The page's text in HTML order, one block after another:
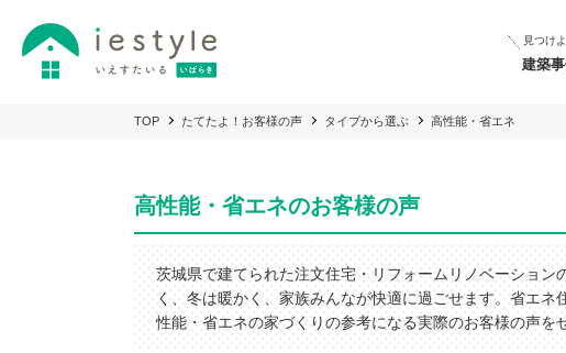
見つけ
建築事
TOP たてたよ！お客様の声 タイプから選ぶ 高性能・省エネ
高性能・省エネのお客様の声
茨城県で建てられた注文住宅・リフォームリノベーショ
く、冬は暖かく、家族みんなが快適に過ごせます。省エ
性能・省エネの家づくりの参考になる実際のお客様の声を